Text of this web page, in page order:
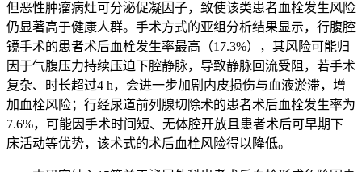
但恶性肿瘤病灶可分泌促凝因子，致使该类患者血栓发生风险
仍显著高于健康人群。手术方式的亚组分析结果显示，行腹腔
镜手术的患者术后血栓发生率最高（17.3%），其风险可能归
因于气腹压力持续压迫下腔静脉，导致静脉回流受阻，若手术
复杂、时长超过4 h，会进一步加剧内皮损伤与血液淤滞，增
加血栓风险；行经尿道前列腺切除术的患者术后血栓发生率为
7.6%，可能因手术时间短、无体腔开放且患者术后可早期下
床活动等优势，该术式的术后血栓风险得以降低。